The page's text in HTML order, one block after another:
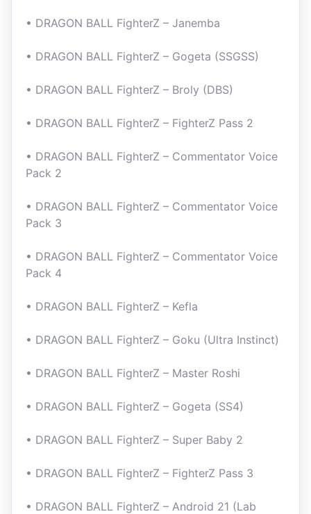
• DRAGON BALL FighterZ – Janemba
• DRAGON BALL FighterZ – Gogeta (SSGSS)
• DRAGON BALL FighterZ – Broly (DBS)
• DRAGON BALL FighterZ – FighterZ Pass 2
• DRAGON BALL FighterZ – Commentator Voice
Pack 2
• DRAGON BALL FighterZ – Commentator Voice
Pack 3
• DRAGON BALL FighterZ – Commentator Voice
Pack 4
• DRAGON BALL FighterZ – Kefla
• DRAGON BALL FighterZ – Goku (Ultra Instinct)
• DRAGON BALL FighterZ – Master Roshi
• DRAGON BALL FighterZ – Gogeta (SS4)
• DRAGON BALL FighterZ – Super Baby 2
• DRAGON BALL FighterZ – FighterZ Pass 3
• DRAGON BALL FighterZ – Android 21 (Lab